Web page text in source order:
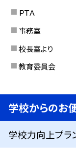
ＰＴＡ
事務室
校長室より
教育委員会
学校からのお
学校力向上プラ